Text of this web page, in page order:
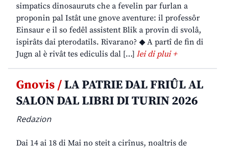
simpatics dinosauruts che a fevelin par furlan a
proponin pal Istât une gnove aventure: il professôr
Einsaur e il so fedêl assistent Blik a provin di svolâ,
ispirâts dai pterodatils. Rivarano? ◆ A partî de fin di
Jugn al è rivât tes ediculis dal […] lei di plui +
Gnovis /LA PATRIE DAL FRIÛL AL
SALON DAL LIBRI DI TURIN 2026
Redazion
Dai 14 ai 18 di Mai no steit a cirînus, noaltris de